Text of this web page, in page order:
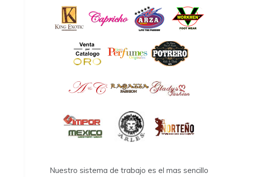
Nuestro sistema de trabajo es el mas sencillo